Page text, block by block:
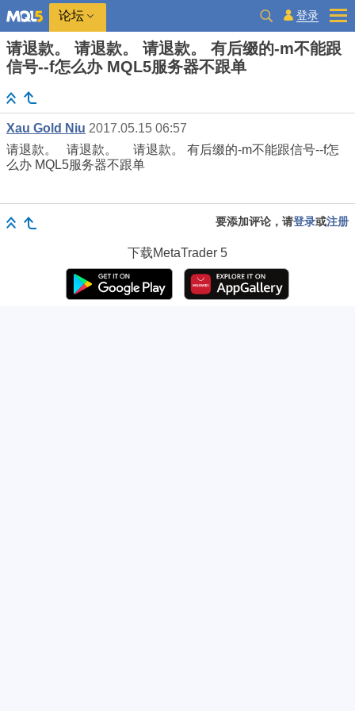
论坛 登录
请退款。 请退款。 请退款。 有后缀的-m不能跟
信号--f怎么办 MQL5服务器不跟单
Xau Gold Niu 2017.05.15 06:57
请退款。 请退款。 请退款。 有后缀的-m不能跟信号--f怎
么办 MQL5服务器不跟单
要添加评论，请登录或注册
下载MetaTrader 5